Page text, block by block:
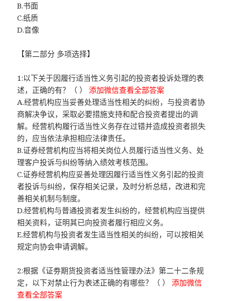
B.书面
C.纸质
D.音像
【第二部分 多项选择】
1:以下关于因履行适当性义务引起的投资者投诉处理的表
述，正确的有？（ ）添加微信查看全部答案
A.经营机构应当妥善处理适当性相关的纠纷，与投资者协
商解决争议，采取必要措施支持和配合投资者提出的调
解。经营机构履行适当性义务存在过错并造成投资者损失
的，应当依法承担相应法律责任。
B.证券经营机构应当将相关岗位人员履行适当性义务、处
理客户投诉与纠纷等纳入绩效考核范围。
C.证券经营机构应妥善处理因履行适当性义务引起的投资
者投诉与纠纷，保存相关记录，及时分析总结，改进和完
善相关机制与制度。
D.经营机构与普通投资者发生纠纷的，经营机构应当提供
相关资料，证明其已向投资者履行相应义务。
E.经营机构与投资者发生适当性相关的纠纷，可以按相关
规定向协会申请调解。
2:根据《证劵期货投资者适当性管理办法》第二十二条规
定，以下对禁止行为表述正确的有哪些？（ ）添加微信
查看全部答案